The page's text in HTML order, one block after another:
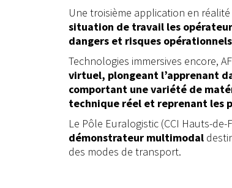
Une troisième application en
situation de travail les
dangers et risques
Technologies immersives encore,
virtuel, plongeant l’apprenant
comportant une variété de
technique réel et reprenant les
Le Pôle Euralogistic (CCI Hauts-
démonstrateur multimodal
des modes de transport.